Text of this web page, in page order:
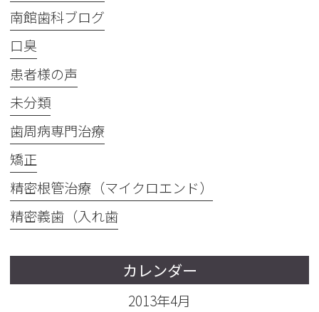
南館歯科ブログ
口臭
患者様の声
未分類
歯周病専門治療
矯正
精密根管治療（マイクロエンド）
精密義歯（入れ歯
カレンダー
2013年4月